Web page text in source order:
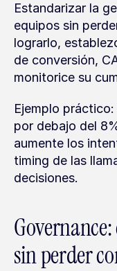
Estandarizar la
equipos sin
lograrlo,
de conversión,
monitorice su
Ejemplo
por debajo del
aumente los
timing de las
decisiones.
sin perder